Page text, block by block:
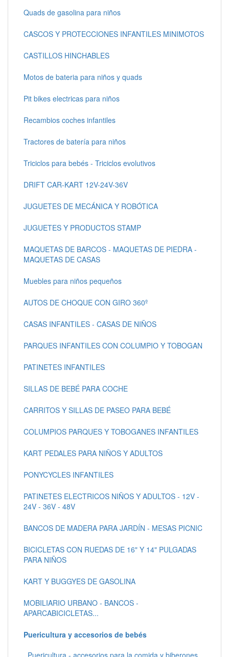
Quads de gasolina para niños
CASCOS Y PROTECCIONES INFANTILES MINIMOTOS
CASTILLOS HINCHABLES
Motos de bateria para niños y quads
Pit bikes electricas para niños
Recambios coches infantiles
Tractores de batería para niños
Triciclos para bebés - Triciclos evolutivos
DRIFT CAR-KART 12V-24V-36V
JUGUETES DE MECÁNICA Y ROBÓTICA
JUGUETES Y PRODUCTOS STAMP
MAQUETAS DE BARCOS - MAQUETAS DE PIEDRA -
MAQUETAS DE CASAS
Muebles para niños pequeños
AUTOS DE CHOQUE CON GIRO 360º
CASAS INFANTILES - CASAS DE NIÑOS
PARQUES INFANTILES CON COLUMPIO Y TOBOGAN
PATINETES INFANTILES
SILLAS DE BEBÉ PARA COCHE
CARRITOS Y SILLAS DE PASEO PARA BEBÉ
COLUMPIOS PARQUES Y TOBOGANES INFANTILES
KART PEDALES PARA NIÑOS Y ADULTOS
PONYCYCLES INFANTILES
PATINETES ELECTRICOS NIÑOS Y ADULTOS - 12V -
24V - 36V - 48V
BANCOS DE MADERA PARA JARDÍN - MESAS PICNIC
BICICLETAS CON RUEDAS DE 16" Y 14" PULGADAS
PARA NIÑOS
KART Y BUGGYES DE GASOLINA
MOBILIARIO URBANO - BANCOS -
APARCABICICLETAS...
Puericultura y accesorios de bebés
Puericultura - accesorios para la comida y biberones